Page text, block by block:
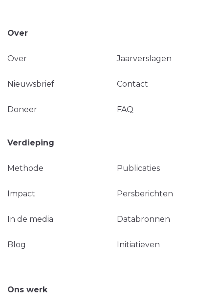
Over
Over Jaarverslagen
Nieuwsbrief Contact
Doneer FAQ
Verdieping
Methode Publicaties
Impact Persberichten
In de media Databronnen
Blog Initiatieven
Ons werk